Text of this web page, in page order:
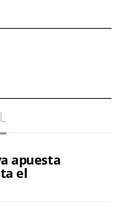
apuesta
el